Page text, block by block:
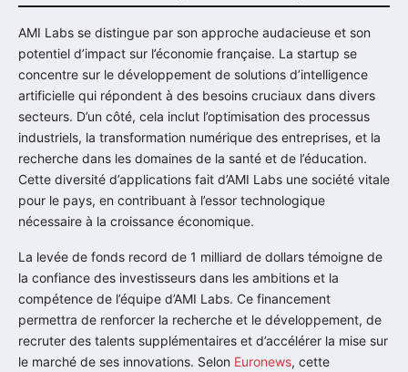
AMI Labs se distingue par son approche audacieuse et son
potentiel d’impact sur l’économie française. La startup se
concentre sur le développement de solutions d’intelligence
artificielle qui répondent à des besoins cruciaux dans divers
secteurs. D’un côté, cela inclut l’optimisation des processus
industriels, la transformation numérique des entreprises, et la
recherche dans les domaines de la santé et de l’éducation.
Cette diversité d’applications fait d’AMI Labs une société vitale
pour le pays, en contribuant à l’essor technologique
nécessaire à la croissance économique.
La levée de fonds record de 1 milliard de dollars témoigne de
la confiance des investisseurs dans les ambitions et la
compétence de l’équipe d’AMI Labs. Ce financement
permettra de renforcer la recherche et le développement, de
recruter des talents supplémentaires et d’accélérer la mise sur
le marché de ses innovations. Selon Euronews, cette